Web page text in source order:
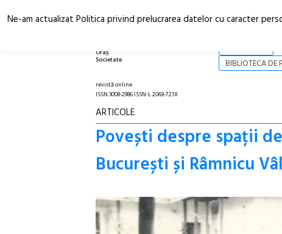
Oraș.
Societate.
BIBLIOTECA DE
revistă online
ISSN 3008-2986 ISSN-L 2069-721X
ARTICOLE
Povești despre spații
București și Râmnicu
Ne-am actualizat Politica privind prelucrarea datelor cu caracter